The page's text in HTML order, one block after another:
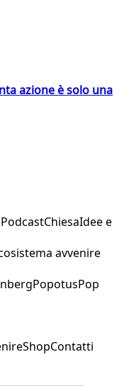
azione è solo una
PodcastChiesaIdee e
avvenire
PopotusPop
ShopContatti